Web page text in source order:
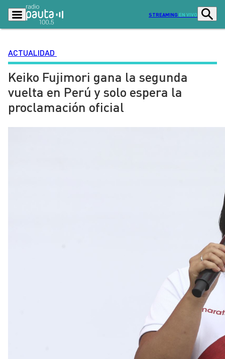
STREAMING EN VIVO
Podcasts Programas
Lo Último Actualidad
Ciudad
ACTUALIDAD
Keiko Fujimori gana la segunda
vuelta en Perú y solo espera la
proclamación oficial